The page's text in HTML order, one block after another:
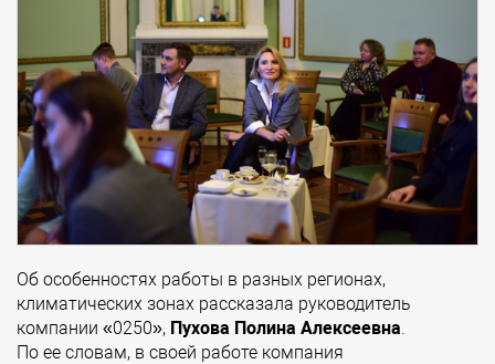
Об особенностях работы в разных регионах,
климатических зонах рассказала руководитель
компании «0250», Пухова Полина Алексеевна.
По ее словам, в своей работе компания